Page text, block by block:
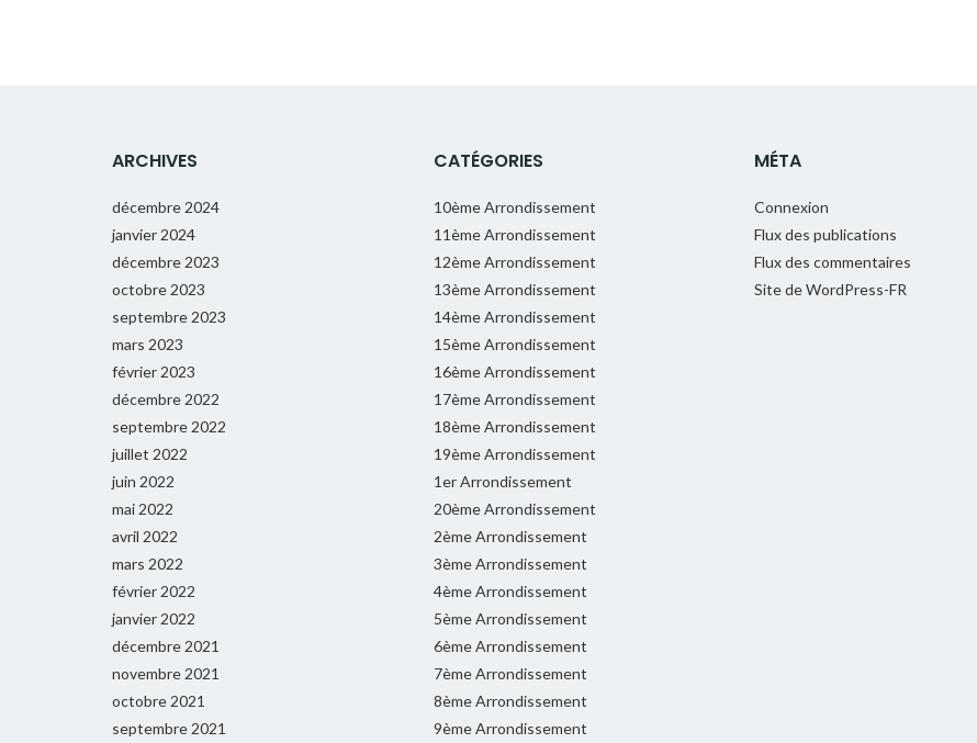
ARCHIVES
décembre 2024
janvier 2024
décembre 2023
octobre 2023
septembre 2023
mars 2023
février 2023
décembre 2022
septembre 2022
juillet 2022
juin 2022
mai 2022
avril 2022
mars 2022
février 2022
janvier 2022
décembre 2021
novembre 2021
octobre 2021
septembre 2021
CATÉGORIES
10ème Arrondissement
11ème Arrondissement
12ème Arrondissement
13ème Arrondissement
14ème Arrondissement
15ème Arrondissement
16ème Arrondissement
17ème Arrondissement
18ème Arrondissement
19ème Arrondissement
1er Arrondissement
20ème Arrondissement
2ème Arrondissement
3ème Arrondissement
4ème Arrondissement
5ème Arrondissement
6ème Arrondissement
7ème Arrondissement
8ème Arrondissement
9ème Arrondissement
MÉTA
Connexion
Flux des publications
Flux des commentaires
Site de WordPress-FR